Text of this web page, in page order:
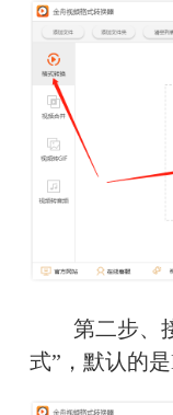
第二步、接
式”，默认的是